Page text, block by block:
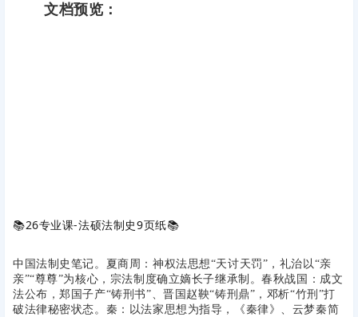
文档预览：
📚26专业课-法硕法制史9页纸📚
中国法制史笔记。夏商周：神权法思想“天讨天罚”，礼治以“亲
亲”“尊尊”为核心，宗法制度确立嫡长子继承制。春秋战国：成文
法公布，郑国子产“铸刑书”、晋国赵鞅“铸刑鼎”，邓析“竹刑”打
破法律秘密状态。秦：以法家思想为指导，《秦律》、云梦秦简